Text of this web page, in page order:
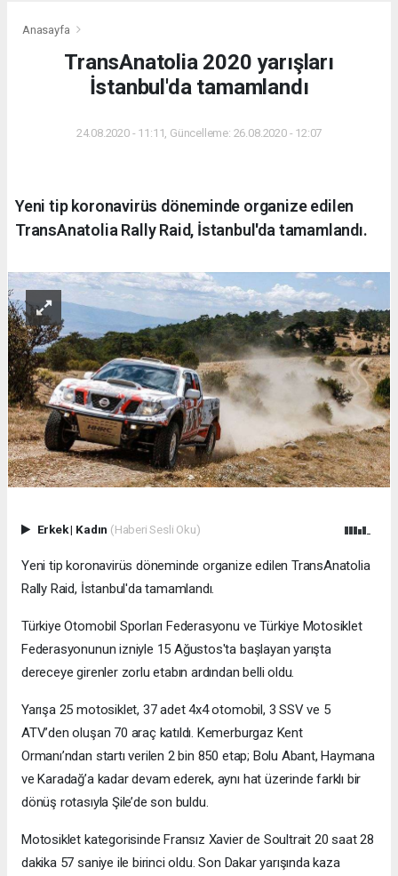
Anasayfa
TransAnatolia 2020 yarışları
İstanbul'da tamamlandı
24.08.2020 - 11:11, Güncelleme: 26.08.2020 - 12:07
Yeni tip koronavirüs döneminde organize edilen
TransAnatolia Rally Raid, İstanbul'da tamamlandı.
Erkek| Kadın (Haberi Sesli Oku)
Yeni tip koronavirüs döneminde organize edilen TransAnatolia
Rally Raid, İstanbul'da tamamlandı.
Türkiye Otomobil Sporları Federasyonu ve Türkiye Motosiklet
Federasyonunun izniyle 15 Ağustos'ta başlayan yarışta
dereceye girenler zorlu etabın ardından belli oldu.
Yarışa 25 motosiklet, 37 adet 4x4 otomobil, 3 SSV ve 5
ATV’den oluşan 70 araç katıldı. Kemerburgaz Kent
Ormanı’ndan startı verilen 2 bin 850 etap; Bolu Abant, Haymana
ve Karadağ’a kadar devam ederek, aynı hat üzerinde farklı bir
dönüş rotasıyla Şile’de son buldu.
Motosiklet kategorisinde Fransız Xavier de Soultrait 20 saat 28
dakika 57 saniye ile birinci oldu. Son Dakar yarışında kaza